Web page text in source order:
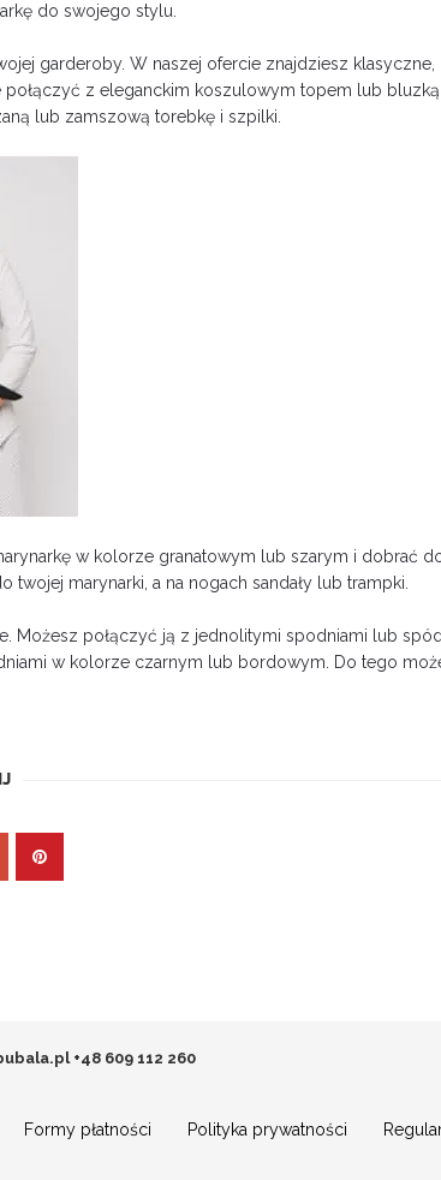
do swojego stylu.
garderoby. W naszej ofercie znajdziesz klasyczne,
z eleganckim koszulowym topem lub bluzką
lub zamszową torebkę i szpilki.
w kolorze granatowym lub szarym i dobrać
marynarki, a na nogach sandały lub trampki.
Możesz połączyć ją z jednolitymi spodniami lub
w kolorze czarnym lub bordowym. Do tego
+48 609 112 260
Polityka prywatności
Formy płatności